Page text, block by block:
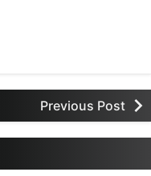
Previous Post